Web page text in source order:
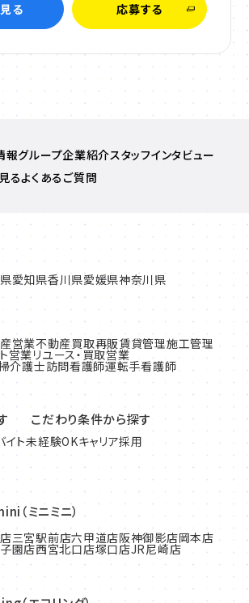
る 応募する
報グループ企業紹介スタッフインタビュー
るよくあるご質問
愛知県香川県愛媛県神奈川県
営業不動産買取再販賃貸管理施工管理
営業リユース・買取営業
介護士訪問看護師運転手看護師
イト
こだわり条件から探す
未経験OKキャリア採用
（ミニミニ）
三宮駅前店六甲道店阪神御影店岡本店
園店西宮北口店塚口店JR尼崎店